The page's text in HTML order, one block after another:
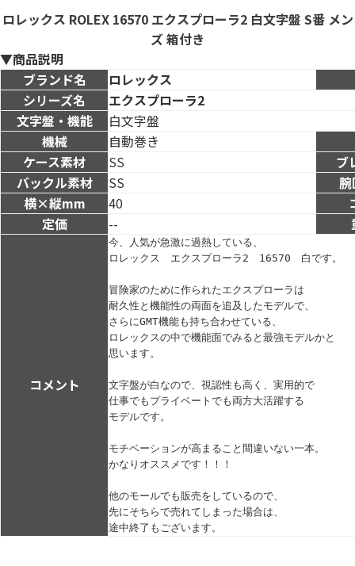
ロレックス ROLEX 16570 エクスプローラ2 白文字盤 S番 メン
ズ 箱付き
▼商品説明
ブランド名
ロレックス
シリーズ名
エクスプローラ2
文字盤・機能
白文字盤
機械
自動巻き
ケース素材
SS
ブ
バックル素材
SS
横×縦mm
40
定価
--
コメント
今、人気が急激に過熱している、
ロレックス　エクスプローラ2　16570　白です。
冒険家のために作られたエクスプローラは
耐久性と機能性の両面を追及したモデルで、
さらにGMT機能も持ち合わせている、
ロレックスの中で機能面でみると最強モデルかと
思います。
文字盤が白なので、視認性も高く、実用的で
仕事でもプライベートでも両方大活躍する
モデルです。
モチベーションが高まること間違いない一本。
かなりオススメです！！！
他のモールでも販売をしているので、
先にそちらで売れてしまった場合は、
途中終了もございます。